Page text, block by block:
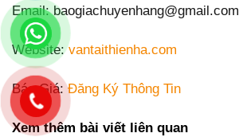
Email: baogiachuyenhang@gmail.com
Website:vantaithienha.com
Báo Giá: Đăng Ký Thông Tin
Xem thêm bài viết liên quan